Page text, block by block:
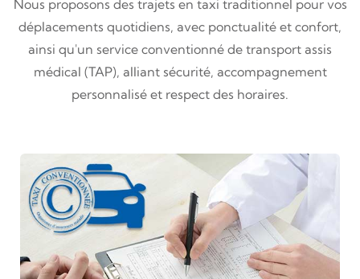
Nous proposons des trajets en taxi traditionnel pour vos
déplacements quotidiens, avec ponctualité et confort,
ainsi qu'un service conventionné de transport assis
médical (TAP), alliant sécurité, accompagnement
personnalisé et respect des horaires.